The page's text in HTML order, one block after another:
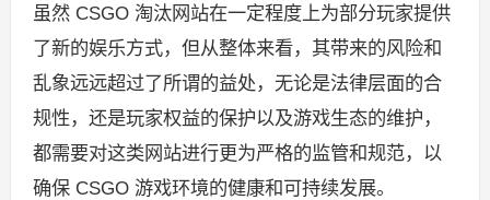
虽然 CSGO 淘汰网站在一定程度上为部分玩家提供
了新的娱乐方式，但从整体来看，其带来的风险和
乱象远远超过了所谓的益处，无论是法律层面的合
规性，还是玩家权益的保护以及游戏生态的维护，
都需要对这类网站进行更为严格的监管和规范，以
确保 CSGO 游戏环境的健康和可持续发展。